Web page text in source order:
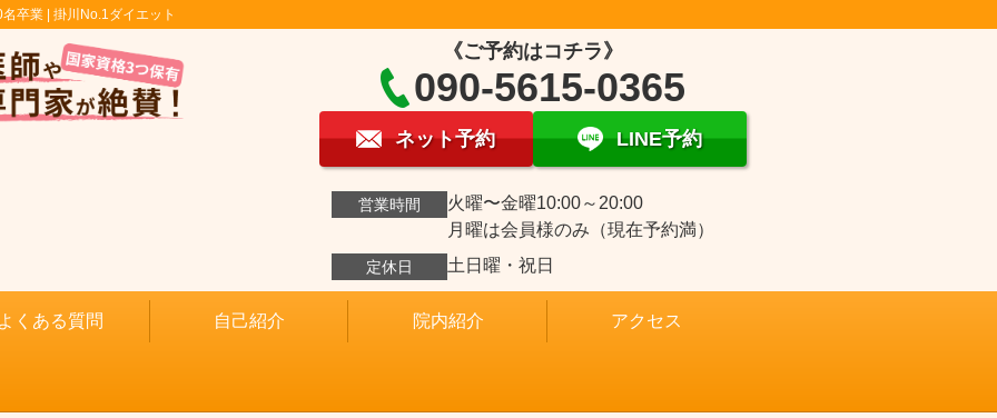
卒業 | 掛川No.1ダイエット
《ご予約はコチラ》
090-5615-0365
ネット予約 LINE予約
営業時間
火曜〜金曜10:00～20:00
月曜は会員様のみ（現在予約満）
定休日 土日曜・祝日
よくある質問 自己紹介 院内紹介 アクセス